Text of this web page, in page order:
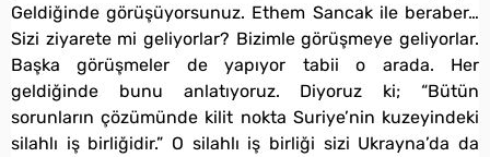
Geldiğinde görüşüyorsunuz. Ethem Sancak ile beraber…
Sizi ziyarete mi geliyorlar? Bizimle görüşmeye geliyorlar.
Başka görüşmeler de yapıyor tabii o arada. Her
geldiğinde bunu anlatıyoruz. Diyoruz ki; “Bütün
sorunların çözümünde kilit nokta Suriye’nin kuzeyindeki
silahlı iş birliğidir.” O silahlı iş birliği sizi Ukrayna’da da